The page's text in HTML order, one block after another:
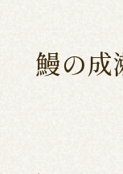
鰻の成